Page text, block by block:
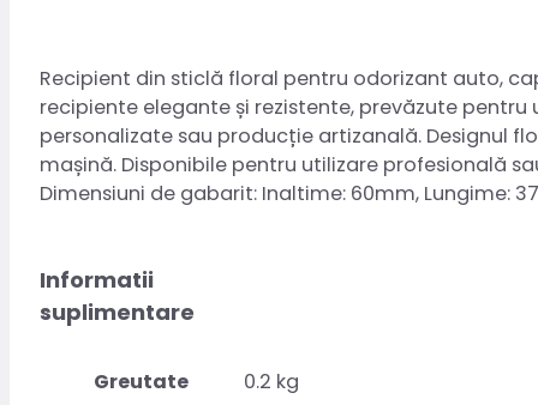
Recipient din sticlă floral pentru odorizant auto,
recipiente elegante și rezistente, prevăzute
personalizate sau producție artizanală. Designul
mașină. Disponibile pentru utilizare profesională
Dimensiuni de gabarit: Inaltime: 60mm, Lungime:
Informatii
suplimentare
Greutate
0.2 kg